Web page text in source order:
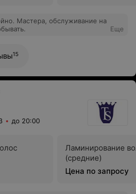
Мастера, обслуживание на
Еще
15
до 20:00
Ламинирование
(средние)
Цена по запросу